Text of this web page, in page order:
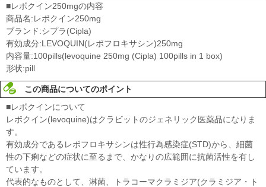
■レボクイン250mgの内容
商品名:レボクイン250mg
ブランド:シプラ(Cipla)
有効成分:LEVOQUIN(レボフロキサシン)250mg
内容量:100pills(levoquine 250mg (Cipla) 100pills in 1 box)
形状:pill
この商品についてのポイント
■レボクインについて
レボクイン(levoquine)はクラビットのジェネリック医薬品になりま
す。
有効成分であるレボフロキサシンは性行為感染症(STD)から、細菌
性の下痢などの症状に至るまで、かなりの広範囲に抗菌活性を有し
ています。
代表的なものとして、淋菌、トラコーマクラミジア(クラミジア・ト